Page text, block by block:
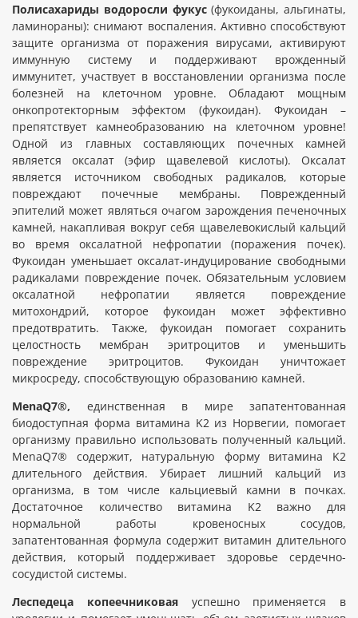
Полисахариды водоросли фукус(фукоиданы, альгинаты,
ламинораны): снимают воспаления. Активно способствуют
защите организма от поражения вирусами, активируют
иммунную систему и поддерживают врожденный
иммунитет, участвует в восстановлении организма после
болезней на клеточном уровне. Обладают мощным
онкопротекторным эффектом (фукоидан). Фукоидан –
препятствует камнеобразованию на клеточном уровне!
Одной из главных составляющих почечных камней
является оксалат (эфир щавелевой кислоты). Оксалат
является источником свободных радикалов, которые
повреждают почечные мембраны. Поврежденный
эпителий может являться очагом зарождения печеночных
камней, накапливая вокруг себя щавелевокислый кальций
во время оксалатной нефропатии (поражения почек).
Фукоидан уменьшает оксалат-индуцирование свободными
радикалами повреждение почек. Обязательным условием
оксалатной нефропатии является повреждение
митохондрий, которое фукоидан может эффективно
предотвратить. Также, фукоидан помогает сохранить
целостность мембран эритроцитов и уменьшить
повреждение эритроцитов. Фукоидан уничтожает
микросреду, способствующую образованию камней.
MenaQ7®, единственная в мире запатентованная
биодоступная форма витамина K2 из Норвегии, помогает
организму правильно использовать полученный кальций.
MenaQ7® содержит, натуральную форму витамина K2
длительного действия. Убирает лишний кальций из
организма, в том числе кальциевый камни в почках.
Достаточное количество витамина K2 важно для
нормальной работы кровеносных сосудов,
запатентованная формула содержит витамин длительного
действия, который поддерживает здоровье сердечно-
сосудистой системы.
Леспедеца копеечниковая успешно применяется в